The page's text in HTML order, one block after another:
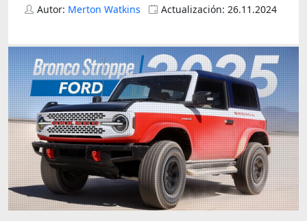
Autor: Merton Watkins Actualización: 26.11.2024